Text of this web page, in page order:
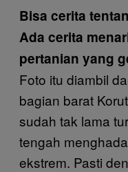
Bisa cerita
Ada cerita
pertanian yang
Foto itu diambil
bagian barat
sudah tak lama
tengah
ekstrem. Pasti